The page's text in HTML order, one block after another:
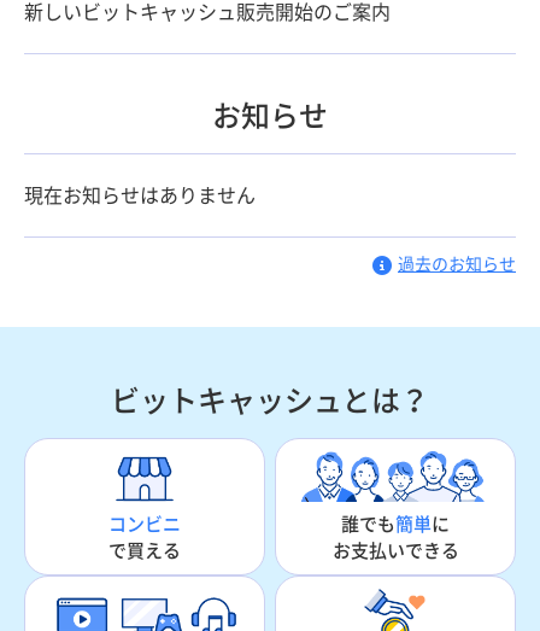
新しいビットキャッシュ販売開始のご案内
お知らせ
現在お知らせはありません
過去のお知らせ
ビットキャッシュとは？
コンビニ
で買える
誰でも簡単に
お支払いできる